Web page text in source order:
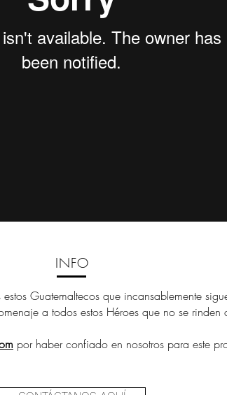
INFO
Guatemaltecos que incansablemente
a todos estos Héroes que no se rinden
por haber confiado en nosotros para este